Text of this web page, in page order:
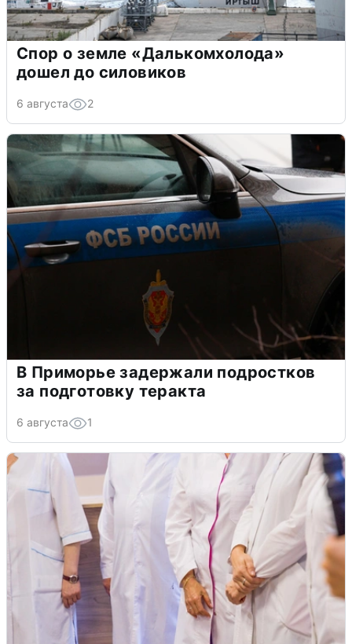
Спор о земле «Далькомхолода»
дошел до силовиков
6 августа 2
В Приморье задержали подростков
за подготовку теракта
6 августа 1